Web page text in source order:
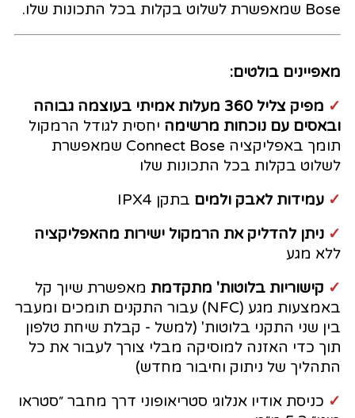
Bose שמאפשרת לשלוט בקלות בכל התכונות שלו.
מאפיינים בולטים:
✓
מפיק צליל 360 מעלות אמיתי בעוצמה גבוהה
ובאסים עם נוכחות מרשימה יחסית לגודל הרמקול
תומך באפליקציה Connect Bose שמאפשרת
לשלוט בקלות בכל התכונות שלו
✓ עמידות לאבק ולמים בתקן IPX4
✓ ניתן להדליק את הרמקול ישירות מהאפליקציה
ללא מגע
✓ קישוריות בלוטות' מתקדמת מאפשרת שיוך קל
באמצעות מגע (NFC) עבור התקנים תומכים ומעבר
בין שני התקני בלוטות' (למשל - קבלת שיחת טלפון
תוך כדי האזנה למוסיקה מבלי צורך לעבור את כל
התהליך של ניתוק וחיבור מחדש)
✓ כניסת אודיו אנלוגי סטריאופוני דרך מחבר ״סטראו